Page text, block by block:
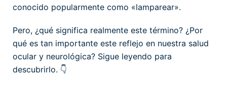
conocido popularmente como «lamparear».
Pero, ¿qué significa realmente este término? ¿Por
qué es tan importante este reflejo en nuestra salud
ocular y neurológica? Sigue leyendo para
descubrirlo. 👇